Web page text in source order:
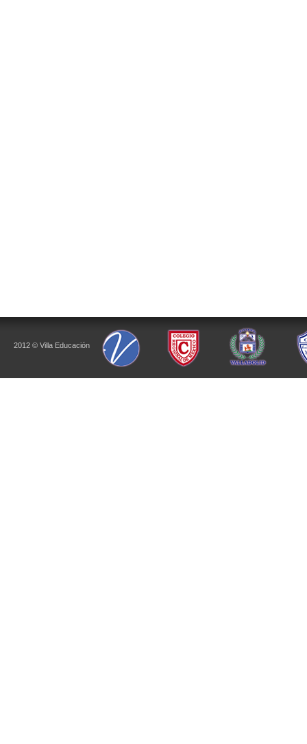
2012 © Villa Educación